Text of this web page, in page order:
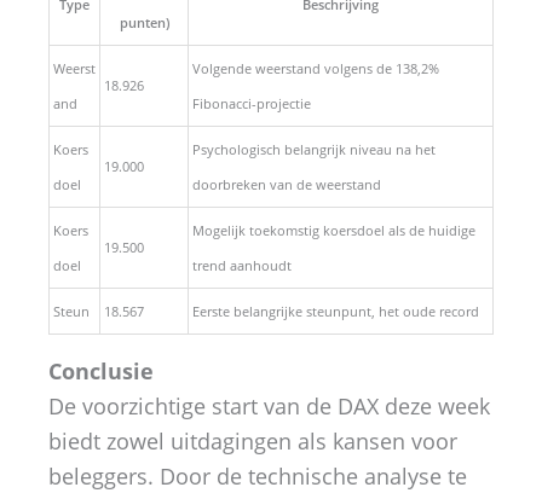
Type
punten)
Beschrijving
Weerst
and
18.926
Volgende weerstand volgens de 138,2%
Fibonacci-projectie
Koers
doel
19.000
Psychologisch belangrijk niveau na het
doorbreken van de weerstand
Koers
doel
19.500
Mogelijk toekomstig koersdoel als de huidige
trend aanhoudt
Steun 18.567 Eerste belangrijke steunpunt, het oude record
Conclusie
De voorzichtige start van de DAX deze week
biedt zowel uitdagingen als kansen voor
beleggers. Door de technische analyse te